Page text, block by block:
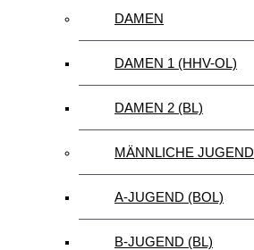
DAMEN
DAMEN 1 (HHV-OL)
DAMEN 2 (BL)
MÄNNLICHE JUGEND
A-JUGEND (BOL)
B-JUGEND (BL)